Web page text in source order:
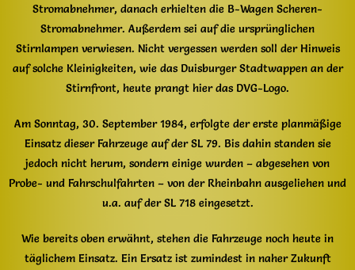
Stromabnehmer, danach erhielten die B-Wagen Scheren-
Stromabnehmer. Außerdem sei auf die ursprünglichen
Stirnlampen verwiesen. Nicht vergessen werden soll der Hinweis
auf solche Kleinigkeiten, wie das Duisburger Stadtwappen an der
Stirnfront, heute prangt hier das DVG-Logo.
Am Sonntag, 30. September 1984, erfolgte der erste planmäßige
Einsatz dieser Fahrzeuge auf der SL 79. Bis dahin standen sie
jedoch nicht herum, sondern einige wurden – abgesehen von
Probe- und Fahrschulfahrten – von der Rheinbahn ausgeliehen und
u.a. auf der SL 718 eingesetzt.
Wie bereits oben erwähnt, stehen die Fahrzeuge noch heute in
täglichem Einsatz. Ein Ersatz ist zumindest in naher Zukunft